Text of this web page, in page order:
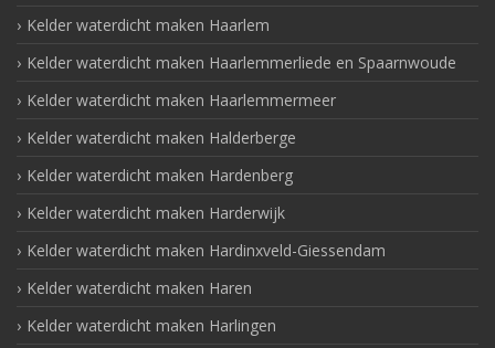
Kelder waterdicht maken Haarlem
Kelder waterdicht maken Haarlemmerliede en Spaarnwoude
Kelder waterdicht maken Haarlemmermeer
Kelder waterdicht maken Halderberge
Kelder waterdicht maken Hardenberg
Kelder waterdicht maken Harderwijk
Kelder waterdicht maken Hardinxveld-Giessendam
Kelder waterdicht maken Haren
Kelder waterdicht maken Harlingen